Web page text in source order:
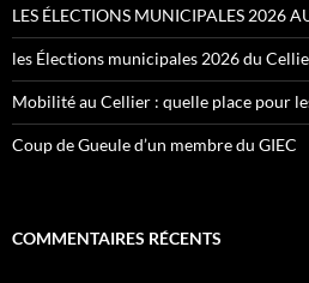
LES ÉLECTIONS MUNICIPALES 2026
les Élections municipales 2026 du
Mobilité au Cellier : quelle place pour
Coup de Gueule d’un membre du GIEC
COMMENTAIRES RÉCENTS